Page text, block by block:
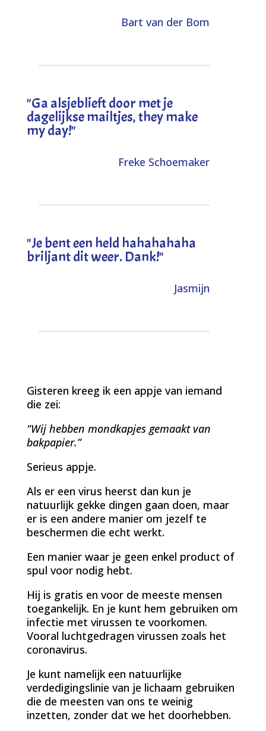
Bart van der Bom
"Ga alsjeblieft door met je
dagelijkse mailtjes, they make
my day!"
Freke Schoemaker
"Je bent een held hahahahaha
briljant dit weer. Dank!"
Jasmijn
Gisteren kreeg ik een appje van iemand
die zei:
“Wij hebben mondkapjes gemaakt van
bakpapier.”
Serieus appje.
Als er een virus heerst dan kun je
natuurlijk gekke dingen gaan doen, maar
er is een andere manier om jezelf te
beschermen die echt werkt.
Een manier waar je geen enkel product of
spul voor nodig hebt.
Hij is gratis en voor de meeste mensen
toegankelijk. En je kunt hem gebruiken om
infectie met virussen te voorkomen.
Vooral luchtgedragen virussen zoals het
coronavirus.
Je kunt namelijk een natuurlijke
verdedigingslinie van je lichaam gebruiken
die de meesten van ons te weinig
inzetten, zonder dat we het doorhebben.